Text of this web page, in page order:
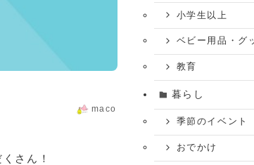
maco
さん！
小学生以上
ベビー用品・グ
教育
暮らし
季節のイベント
おでかけ